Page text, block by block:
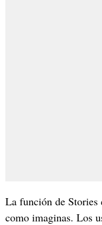
La función de Stories
como imaginas. Los